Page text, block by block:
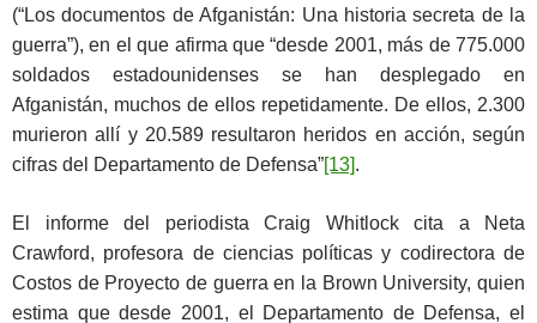
(“Los documentos de Afganistán: Una historia secreta de la
guerra”), en el que afirma que “desde 2001, más de 775.000
soldados estadounidenses se han desplegado en
Afganistán, muchos de ellos repetidamente. De ellos, 2.300
murieron allí y 20.589 resultaron heridos en acción, según
cifras del Departamento de Defensa”[13].
El informe del periodista Craig Whitlock cita a Neta
Crawford, profesora de ciencias políticas y codirectora de
Costos de Proyecto de guerra en la Brown University, quien
estima que desde 2001, el Departamento de Defensa, el